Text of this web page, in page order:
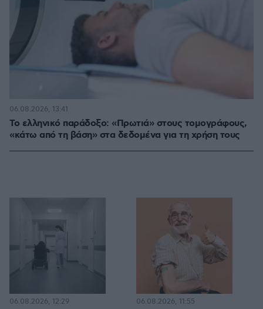
Το ελληνικό παράδοξο: «Πρωτιά» στους τομογράφους,
«κάτω από τη βάση» στα δεδομένα για τη χρήση τους
06.08.2026, 13:41
06.08.2026, 12:29 06.08.2026, 11:55